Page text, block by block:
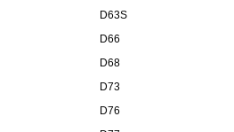
D63S
D66
D68
D73
D76